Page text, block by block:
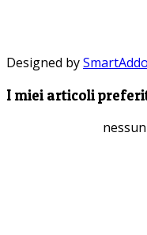
Designed by
I miei articoli